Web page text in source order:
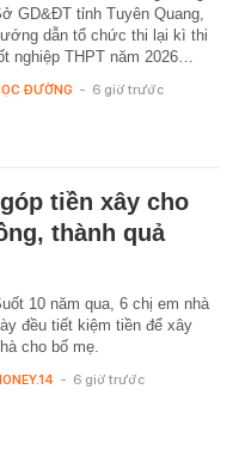
GD&ĐT tỉnh Tuyên Quang,
dẫn tổ chức thi lại kì thi
nghiệp THPT năm 2026…
ĐƯỜNG - 6 giờ trước
tiền xây cho
thành quả
10 năm qua, 6 chị em nhà
đều tiết kiệm tiền để xây
cho bố mẹ.
- 6 giờ trước